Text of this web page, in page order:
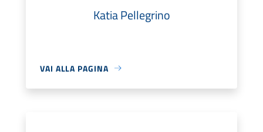
Katia Pellegrino
VAI ALLA PAGINA